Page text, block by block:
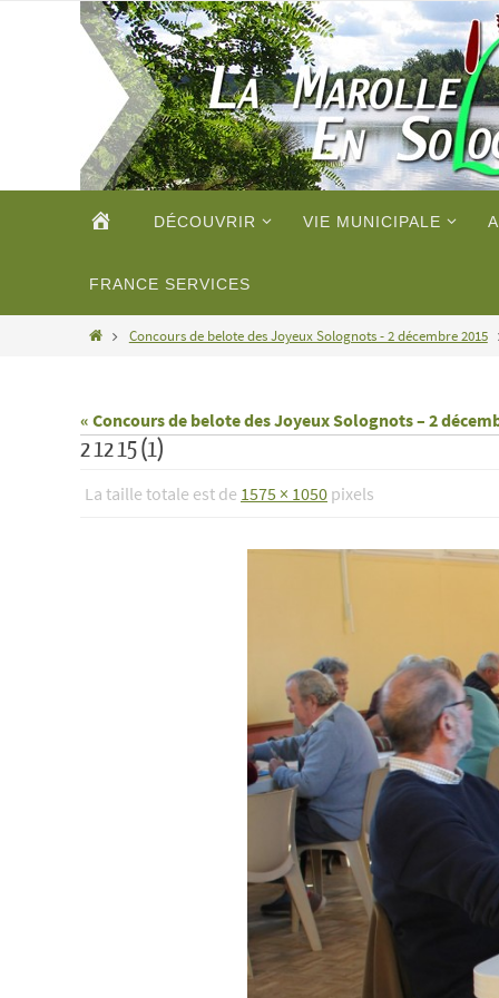
ACCUEILDÉCOUVRIR VIE MUNICIPALE
FRANCE SERVICES
HomeConcours de belote des Joyeux Solognots - 2 décembre 2015
« Concours de belote des Joyeux Solognots – 2
2 12 15 (1)
La taille totale est de 1575 × 1050 pixels